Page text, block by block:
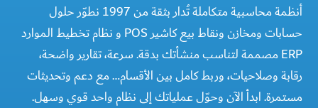
أنظمة محاسبية متكاملة تُدار بثقة من 1997 نطوّر حلول
حسابات ومخازن ونقاط بيع كاشير POS و نظام تخطيط الموارد
ERP مصممة لتناسب منشأتك بدقة. سرعة، تقارير واضحة،
رقابة وصلاحيات، وربط كامل بين الأقسام… مع دعم وتحديثات
مستمرة. ابدأ الآن وحوّل عملياتك إلى نظام واحد قوي وسهل.